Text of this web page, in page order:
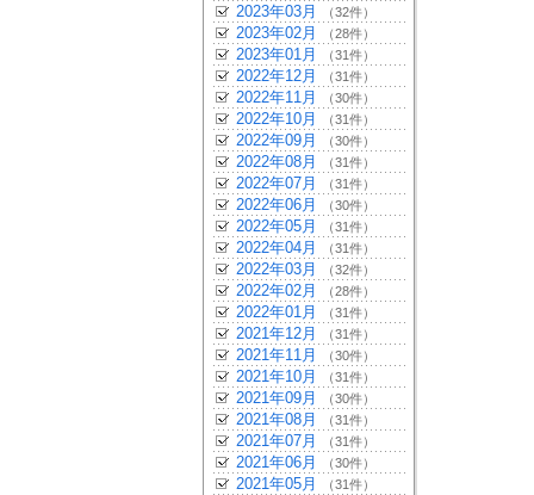
2023年03月 （32件）
2023年02月 （28件）
2023年01月 （31件）
2022年12月 （31件）
2022年11月 （30件）
2022年10月 （31件）
2022年09月 （30件）
2022年08月 （31件）
2022年07月 （31件）
2022年06月 （30件）
2022年05月 （31件）
2022年04月 （31件）
2022年03月 （32件）
2022年02月 （28件）
2022年01月 （31件）
2021年12月 （31件）
2021年11月 （30件）
2021年10月 （31件）
2021年09月 （30件）
2021年08月 （31件）
2021年07月 （31件）
2021年06月 （30件）
2021年05月 （31件）